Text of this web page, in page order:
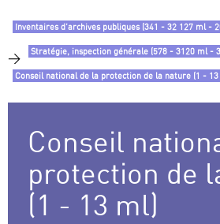
Inventaires d’archives publiques (341 - 32 127 ml -
> Stratégie, inspection générale (578 - 3120 ml -
Conseil national de la protection de la nature (1 -
Conseil
protection de
(1 - 13 ml)